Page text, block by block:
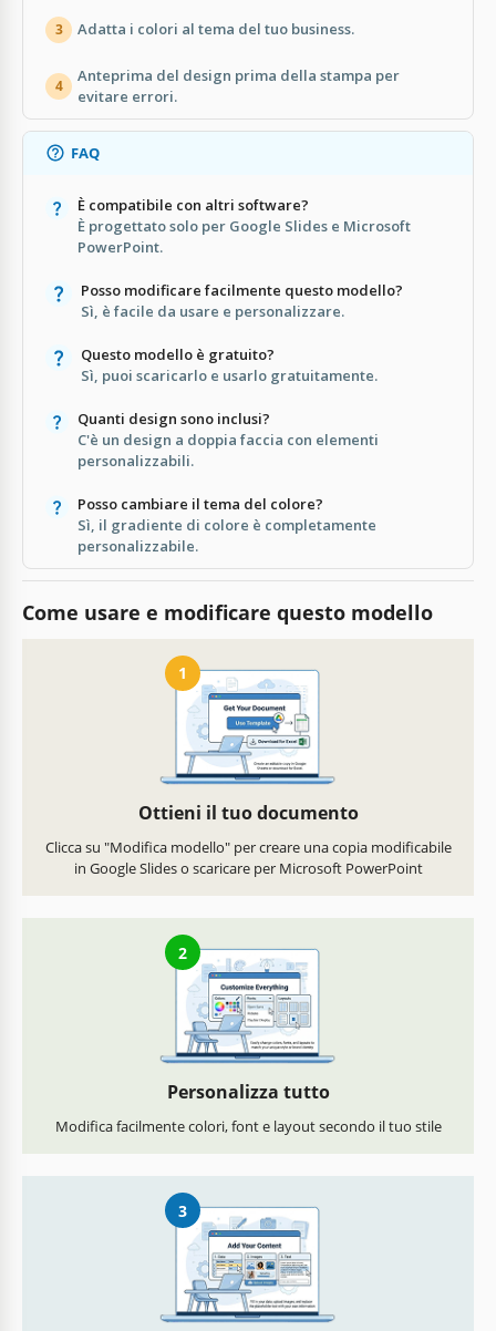
3 Adatta i colori al tema del tuo business.
4
Anteprima del design prima della stampa per
evitare errori.
FAQ
È compatibile con altri software?
È progettato solo per Google Slides e Microsoft
PowerPoint.
Posso modificare facilmente questo modello?
Sì, è facile da usare e personalizzare.
Questo modello è gratuito?
Sì, puoi scaricarlo e usarlo gratuitamente.
Quanti design sono inclusi?
C'è un design a doppia faccia con elementi
personalizzabili.
Posso cambiare il tema del colore?
Sì, il gradiente di colore è completamente
personalizzabile.
Come usare e modificare questo modello
1
Ottieni il tuo documento
Clicca su "Modifica modello" per creare una copia modificabile
in Google Slides o scaricare per Microsoft PowerPoint
2
Personalizza tutto
Modifica facilmente colori, font e layout secondo il tuo stile
3